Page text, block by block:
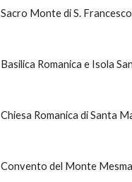
Sacro Monte di S.
Basilica Romanica e Isola
Chiesa Romanica di Santa
Convento del Monte